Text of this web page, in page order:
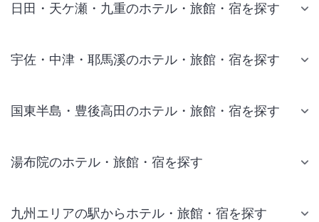
日田・天ケ瀬・九重のホテル・旅館・宿を探す
宇佐・中津・耶馬溪のホテル・旅館・宿を探す
国東半島・豊後高田のホテル・旅館・宿を探す
湯布院のホテル・旅館・宿を探す
九州エリアの駅からホテル・旅館・宿を探す